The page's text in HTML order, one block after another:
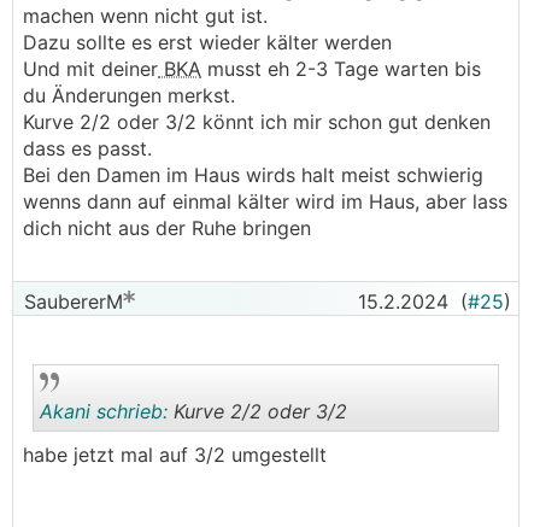
HKV OG:
VL= 28,1°
RL Kreis 8 = 26,8°
RL rest = 26,3°
Volumenstrom ca. 0,85l/min pro Kreis = 6,8l/min
gesamt ABGELESEN
HKVBKA:
VL = 28,3°
Volumenstrom ca. 1,35l/min pro Kreis = 5,4l/min
gesamt ABGELESEN
Was man auch stark merkt, ist dass die
Raumtemperatur im OG immer um ca. 1° höher ist
als im EG.
Was sagt ihr zu dem ganzen.? Ist der geringe
machen wenn nicht gut ist.
Dazu sollte es erst wieder kälter werden
Und mit deiner BKA musst eh 2-3 Tage warten bis
du Änderungen merkst.
Kurve 2/2 oder 3/2 könnt ich mir schon gut denken
dass es passt.
Bei den Damen im Haus wirds halt meist schwierig
wenns dann auf einmal kälter wird im Haus, aber lass
dich nicht aus der Ruhe bringen
SaubererM 15.2.2024 (#25)
Akani schrieb: Kurve 2/2 oder 3/2
habe jetzt mal auf 3/2 umgestellt